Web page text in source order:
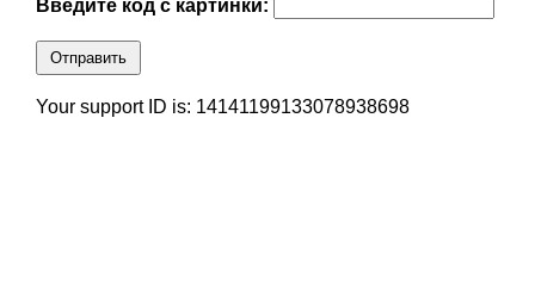
Введите код с картинки:
Отправить
Your support ID is: 14141199133078938698